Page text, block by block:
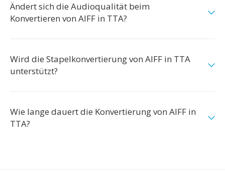
Ändert sich die Audioqualität beim
Konvertieren von AIFF in TTA?
Wird die Stapelkonvertierung von AIFF in TTA
unterstützt?
Wie lange dauert die Konvertierung von AIFF in
TTA?